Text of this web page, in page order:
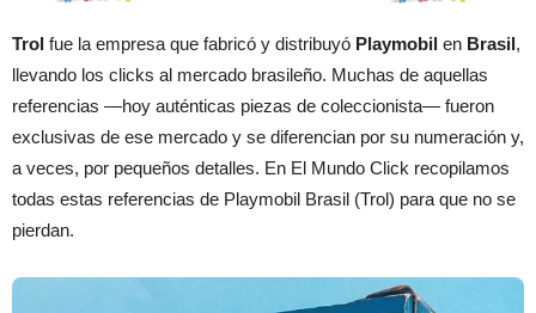
Trol fue la empresa que fabricó y distribuyó Playmobil en Brasil,
llevando los clicks al mercado brasileño. Muchas de aquellas
referencias —hoy auténticas piezas de coleccionista— fueron
exclusivas de ese mercado y se diferencian por su numeración y,
a veces, por pequeños detalles. En El Mundo Click recopilamos
todas estas referencias de Playmobil Brasil (Trol) para que no se
pierdan.